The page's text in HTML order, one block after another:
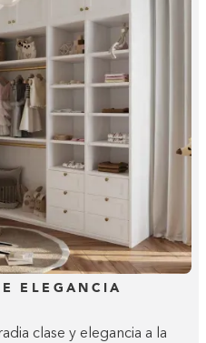
ELEGANCIA
clase y elegancia a la